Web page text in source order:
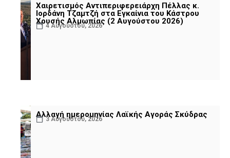
Χαιρετισμός Αντιπεριφερειάρχη Πέλλας κ.
Ιορδάνη Τζαμτζή στα Εγκαίνια του Κάστρου
Χρυσής Αλμωπίας (2 Αυγούστου 2026)
4 Αυγούστου, 2026
Αλλαγή ημερομηνίας Λαϊκής Αγοράς Σκύδρας
3 Αυγούστου, 2026